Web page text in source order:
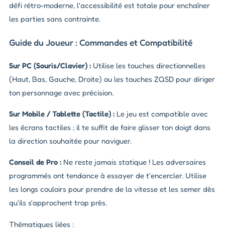
défi rétro-moderne, l'accessibilité est totale pour enchaîner
les parties sans contrainte.
Guide du Joueur : Commandes et Compatibilité
Sur PC (Souris/Clavier) : Utilise les touches directionnelles
(Haut, Bas, Gauche, Droite) ou les touches ZQSD pour diriger
ton personnage avec précision.
Sur Mobile / Tablette (Tactile) : Le jeu est compatible avec
les écrans tactiles ; il te suffit de faire glisser ton doigt dans
la direction souhaitée pour naviguer.
Conseil de Pro : Ne reste jamais statique ! Les adversaires
programmés ont tendance à essayer de t'encercler. Utilise
les longs couloirs pour prendre de la vitesse et les semer dès
qu'ils s'approchent trop près.
Thématiques liées :